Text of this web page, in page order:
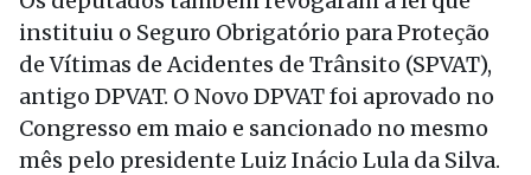
instituiu o Seguro Obrigatório para Proteção
de Vítimas de Acidentes de Trânsito (SPVAT),
antigo DPVAT. O Novo DPVAT foi aprovado no
Congresso em maio e sancionado no mesmo
mês pelo presidente Luiz Inácio Lula da Silva.